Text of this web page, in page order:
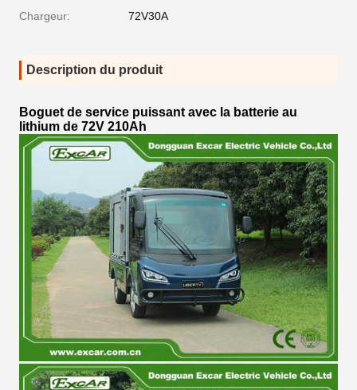
Chargeur: 72V30A
Description du produit
Boguet de service puissant avec la batterie au
lithium de 72V 210Ah